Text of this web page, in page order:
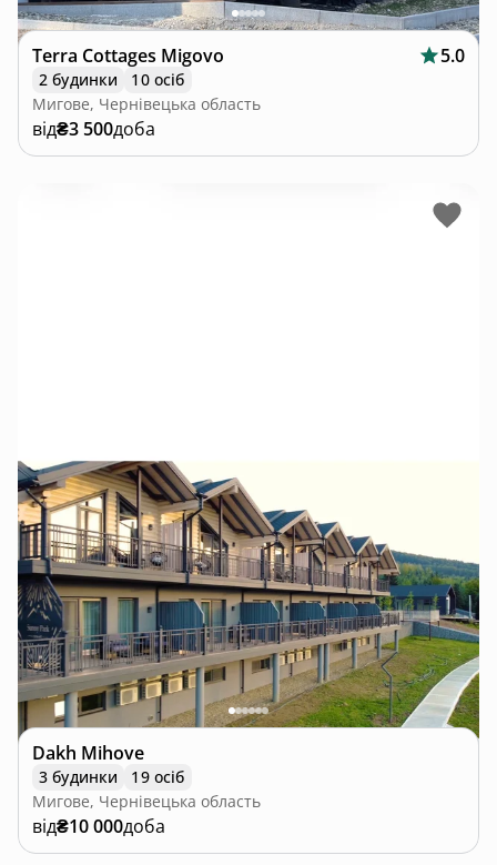
Terra Cottages Migovo 5.0
2 будинки
10 осіб
Мигове, Чернівецька область
від₴3 500доба
Dakh Mihove
3 будинки
19 осіб
Мигове, Чернівецька область
від₴10 000доба